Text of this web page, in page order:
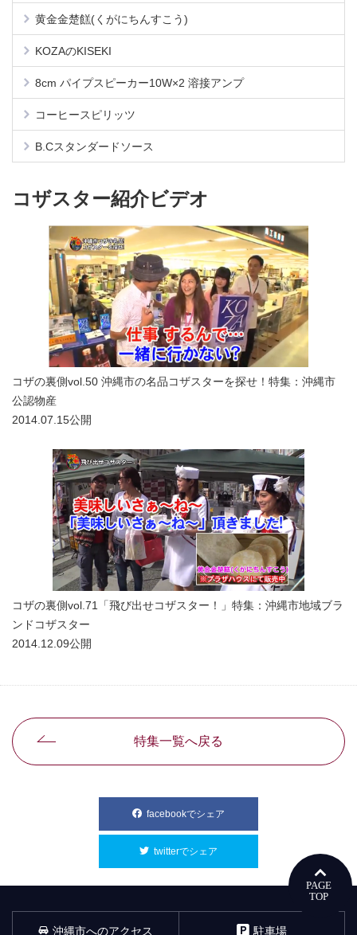
黄金金楚餻(くがにちんすこう)
KOZAのKISEKI
8cm パイプスピーカー10W×2 溶接アンプ
コーヒースピリッツ
B.Cスタンダードソース
コザスター紹介ビデオ
コザの裏側vol.50 沖縄市の名品コザスターを探せ！特集：沖縄市
公認物産
2014.07.15公開
コザの裏側vol.71「飛び出せコザスター！」特集：沖縄市地域ブラ
ンドコザスター
2014.12.09公開
特集一覧へ戻る
facebookでシェア
twitterでシェア 別ウィンドウで開きます
沖縄市へのアクセス 駐車場